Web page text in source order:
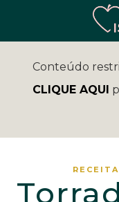
Conteúdo
CLIQUE AQUI